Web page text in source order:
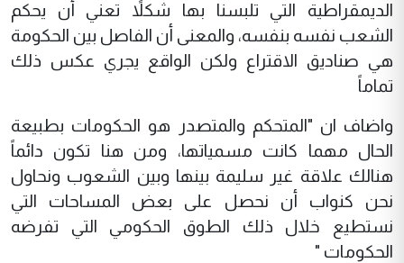
الديمقراطية التي تلبسنا بها شكلاً تعني أن يحكم
الشعب نفسه بنفسه، والمعنى أن الفاصل بين الحكومة
هي صناديق الاقتراع ولكن الواقع يجري عكس ذلك
تماماً
واضاف ان "المتحكم والمتصدر هو الحكومات بطبيعة
الحال مهما كانت مسمياتها، ومن هنا تكون دائماً
هنالك علاقة غير سليمة بينها وبين الشعوب ونحاول
نحن كنواب أن نحصل على بعض المساحات التي
نستطيع خلال ذلك الطوق الحكومي التي تفرضه
الحكومات "